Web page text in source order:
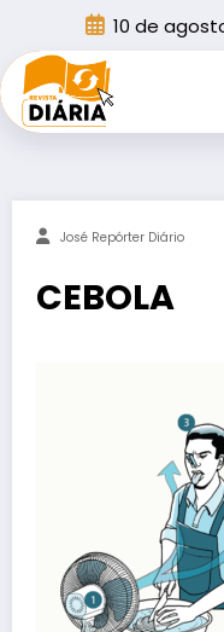
conteúdo
10 de
José Repórter Diário
CEBOLA